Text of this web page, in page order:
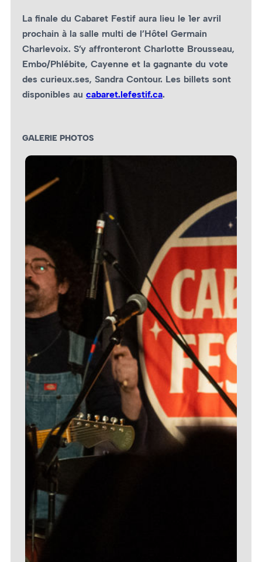
La finale du Cabaret Festif aura lieu le 1er avril
prochain à la salle multi de l’Hôtel Germain
Charlevoix. S’y affronteront Charlotte Brousseau,
Embo/Phlébite, Cayenne et la gagnante du vote
des curieux.ses, Sandra Contour. Les billets sont
disponibles au cabaret.lefestif.ca.
GALERIE PHOTOS